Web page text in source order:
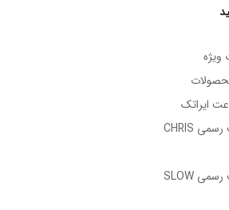
ویژه
ایراتک
وب سایت رسمی CHRIS
وب سایت رسمی SLOW